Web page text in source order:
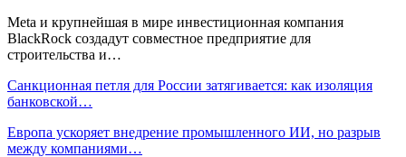
Meta и крупнейшая в мире инвестиционная компания
BlackRock создадут совместное предприятие для
строительства и…
Санкционная петля для России затягивается: как изоляция
банковской…
Европа ускоряет внедрение промышленного ИИ, но разрыв
между компаниями…